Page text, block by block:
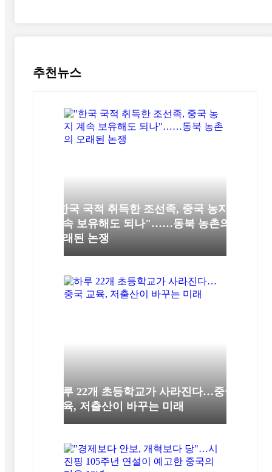
추천뉴스
"한국 국적 취득한 조선족, 중국 농지
계속 보유해도 되나"……동북 농촌의
오래된 논쟁
하루 22개 초등학교가 사라진다…중국
교육, 저출산이 바꾸는 미래